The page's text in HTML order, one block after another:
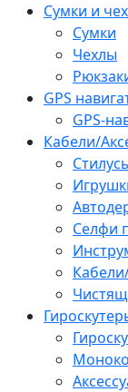
Сумки и
Сумки
Чехлы
GPS
GPS-
Кабели/
Селфи